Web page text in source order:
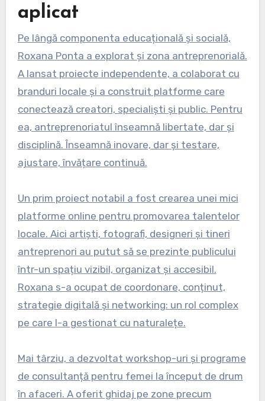
aplicat
Pe lângă componenta educațională și socială,
Roxana Ponta a explorat și zona antreprenorială.
A lansat proiecte independente, a colaborat cu
branduri locale și a construit platforme care
conectează creatori, specialiști și public. Pentru
ea, antreprenoriatul înseamnă libertate, dar și
disciplină. Înseamnă inovare, dar și testare,
ajustare, învățare continuă.
Un prim proiect notabil a fost crearea unei mici
platforme online pentru promovarea talentelor
locale. Aici artiști, fotografi, designeri și tineri
antreprenori au putut să se prezinte publicului
într-un spațiu vizibil, organizat și accesibil.
Roxana s-a ocupat de coordonare, conținut,
strategie digitală și networking: un rol complex
pe care l-a gestionat cu naturalețe.
Mai târziu, a dezvoltat workshop-uri și programe
de consultanță pentru femei la început de drum
în afaceri. A oferit ghidaj pe zone precum